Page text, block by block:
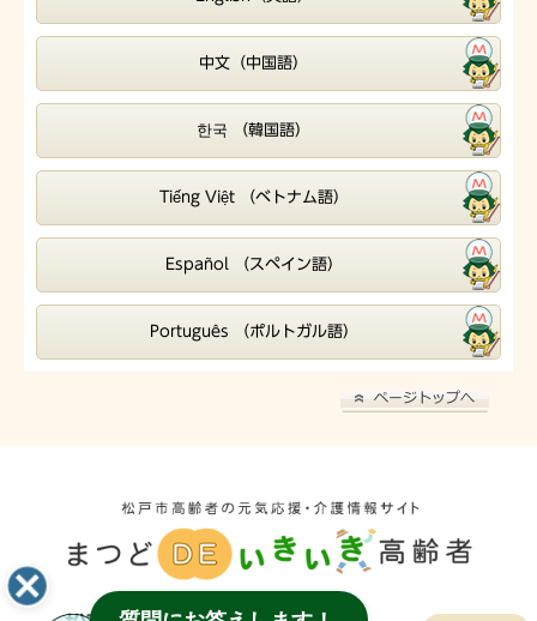
中文（中国語）
한국 （韓国語）
Tiếng Việt （ベトナム語）
Español （スペイン語）
Português （ポルトガル語）